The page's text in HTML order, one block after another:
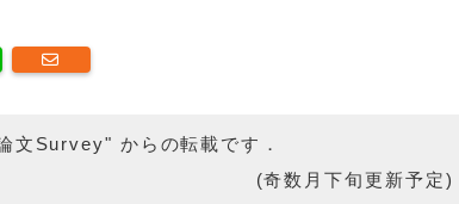
文Survey" からの転載です．
(奇数月下旬更新予定)